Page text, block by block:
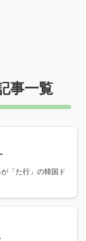
事一覧
「た行」の韓国ド